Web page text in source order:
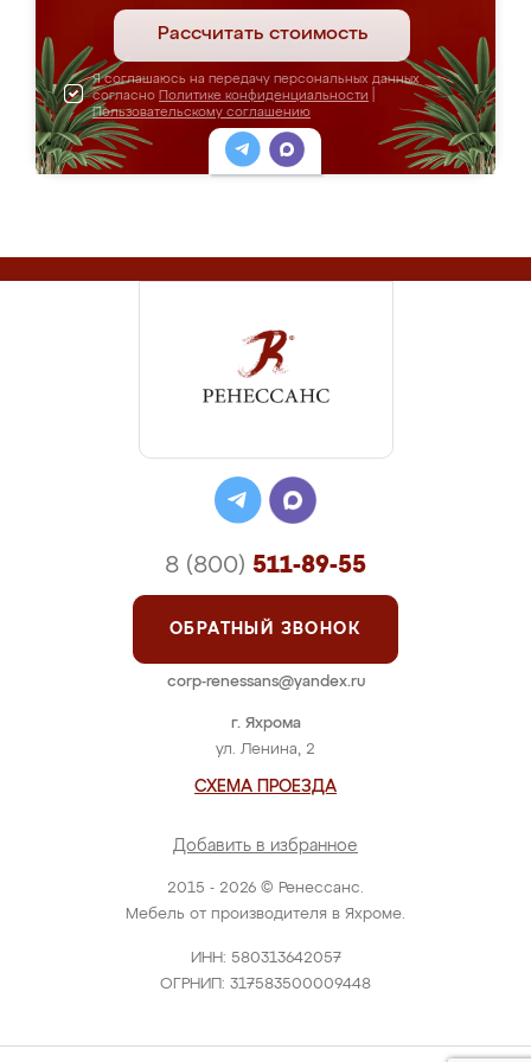
Рассчитать стоимость
Я соглашаюсь на передачу персональных данных
согласно Политике конфиденциальности
Пользовательскому соглашению
2015 - 2026 © Ренессанс.
Мебель от производителя в Яхроме.
ИНН: 580313642057
ОГРНИП: 317583500009448
г. Яхрома
ул. Ленина, 2
СХЕМА ПРОЕЗДА
Добавить в избранное
8 (800) 511-89-55
ОБРАТНЫЙ ЗВОНОК
corp-renessans@yandex.ru